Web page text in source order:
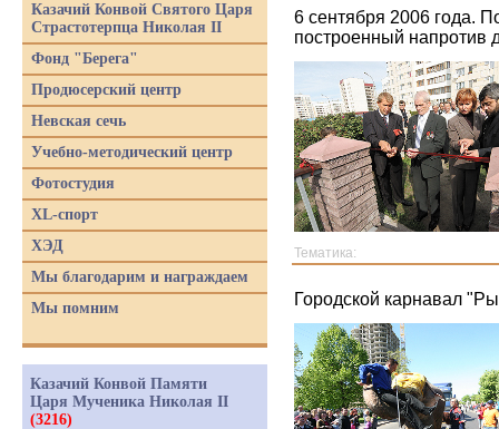
6 сентября 2006 года.
построенный
Тематика:
Городской карнавал
Казачий Конвой Святого Царя
Страстотерпца Николая II
Фонд "Берега"
Продюсерский центр
Невская сечь
Учебно-методический центр
Фотостудия
XL-спорт
ХЭД
Мы благодарим и награждаем
Мы помним
Казачий Конвой Памяти
Царя Мученика Николая II
(3216)